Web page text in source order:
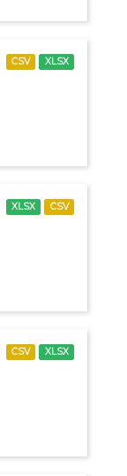
CSV XLSX
XLSX CSV
CSV XLSX